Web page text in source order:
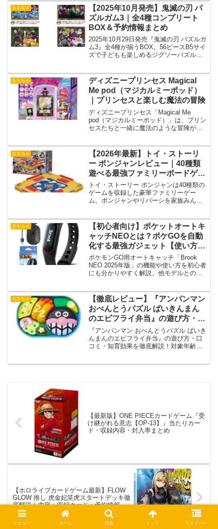
おもちゃ
【2025年10月発売】鬼滅の刃 パ
ズルガム3｜全4種コンプリート
BOX＆予約情報まとめ
2025年10月29日発売『鬼滅の刃 パズルガ
ム3』全4種が揃うBOX。56ピースB5サイ
ズで子どもも楽しめるジグソーパズル＋
おもちゃ
ディズニープリンセス Magical
Me pod（マジカルミーポッド）
｜プリンセスと楽しむ魔法の冒険
ディズニープリンセス「Magical Me
pod（マジカルミーポッド）」は、プリン
セスたちと一緒に魔法のような冒険が楽
おもちゃ
【2026年最新】トイ・ストーリ
ー ポンジャンレビュー｜40種類
遊べる最強ファミリーボードゲー
ム徹底解説
トイ・ストーリー ポンジャンは40種類の
ゲームを収録した豪華ファミリーゲー
ム。ポンジャンやリバーシを家族みんな
おもちゃ
【初心者向け】ポケットオートキ
ャッチNEOとは？ポケGOを自動
化する最強ガジェット【使い方付
き】
ポケモンGO用オートキャッチ「Brook
NEO 2025年版」の機能や使い方を初心者
にも分かりやすく解説。他モデルとの比
おもちゃ
【徹底レビュー】『アンパンマン
おべんとうパズル ばいきんまん
のエビフライ弁当』の遊び方・口
コミ・最安値情報！
『アンパンマン おべんとうパズル ばいき
んまんのエビフライ弁当』の遊び方・口
コミ・知育効果を徹底解説！対象年齢や
【最新版】ONE PIECEカードゲーム『受
け継がれる意志【OP-13】』当たりカー
ド・収録内容・封入率まとめ
【ホロライブカードゲーム最新】FLOW
GLOW 推し 虎金妃笑虎スタートデッキ徹
底解説｜内容・収録カード・予約情報ま
とめ
メニュー ホーム 検索 トップ サイドバー